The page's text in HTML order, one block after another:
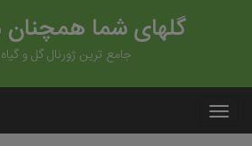
گلهای شما همچنان
جامع ترین ژورنال گل و گیاه